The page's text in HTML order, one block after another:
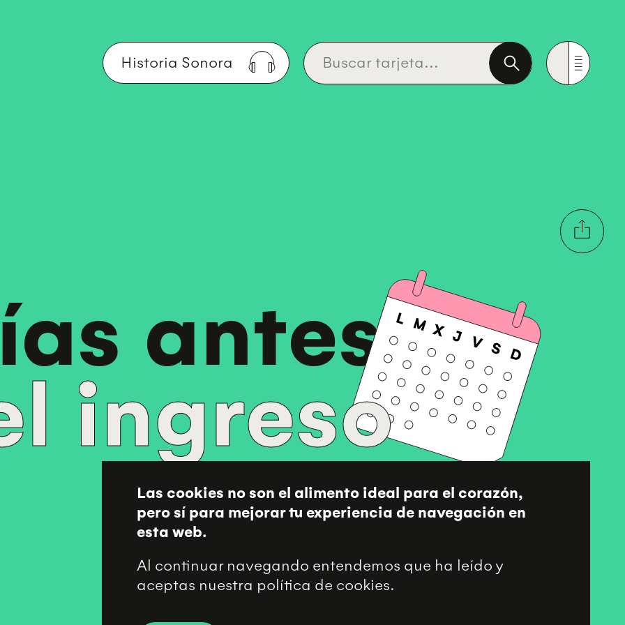
Historia Sonora
antes
ingreso
Las cookies no son el alimento ideal para el corazón,
pero sí para mejorar tu experiencia de navegación en
esta web.
Al continuar navegando entendemos que ha leído y
aceptas nuestra política de cookies.